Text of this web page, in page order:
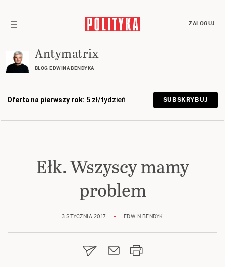
ZALOGUJ
Antymatrix
BLOG EDWINA BENDYKA
Oferta na pierwszy rok: 5 zł/tydzień SUBSKRYBUJ
Ełk. Wszyscy mamy
problem
3 STYCZNIA 2017 EDWIN BENDYK